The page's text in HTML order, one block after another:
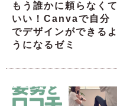
もう誰かに頼らなくて
いい！Canvaで自分
でデザインができるよ
うになるゼミ